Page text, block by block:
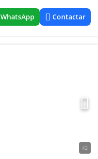
WhatsApp Contactar
42